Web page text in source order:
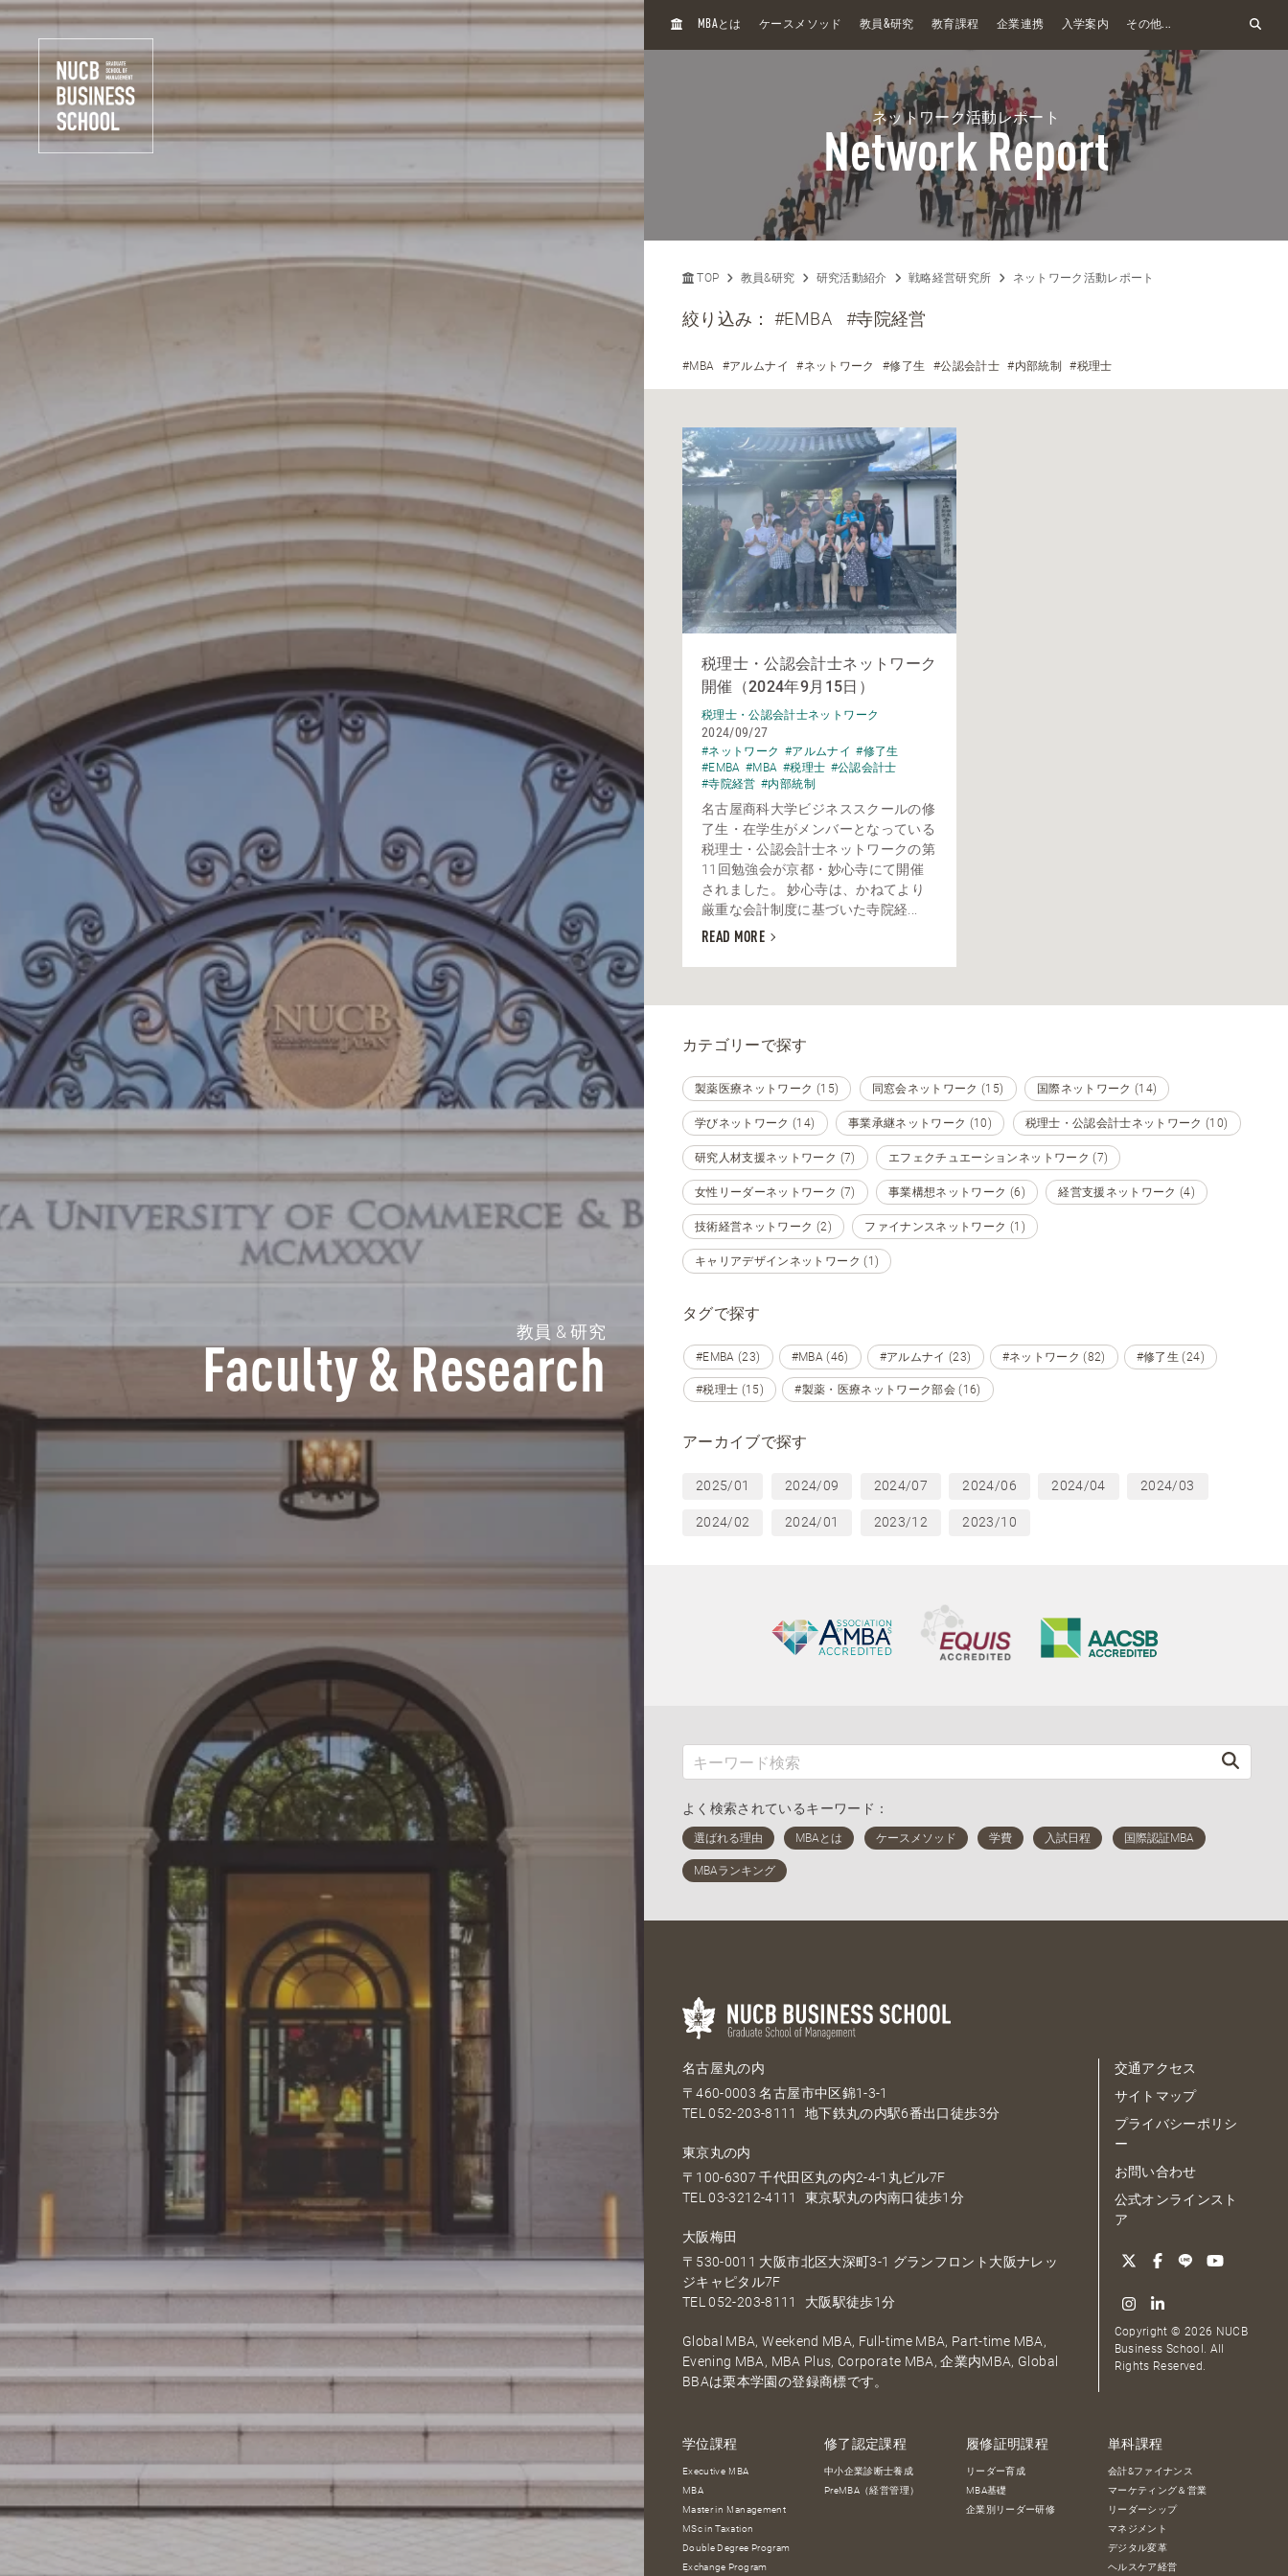
教員 & 研究
Faculty & Research
H
MBAとは ケースメソッド 教員&研究 教育課程 企業連携 入学案内 その他...
ネットワーク活動レポート
Network Report
TOP 教員&研究 研究活動紹介 戦略経営研究所 ネットワーク活動レポート
絞り込み：#EMBA #寺院経営
#MBA #アルムナイ #ネットワーク #修了生 #公認会計士 #内部統制 #税理士
税理士・公認会計士ネットワーク
開催（2024年9月15日）
税理士・公認会計士ネットワーク
2024/09/27
#ネットワーク #アルムナイ #修了生
#EMBA #MBA #税理士 #公認会計士
#寺院経営 #内部統制
名古屋商科大学ビジネススクールの修
了生・在学生がメンバーとなっている
税理士・公認会計士ネットワークの第
11回勉強会が京都・妙心寺にて開催
されました。 妙心寺は、かねてより
厳重な会計制度に基づいた寺院経...
READ MORE
カテゴリーで探す
製薬医療ネットワーク (15) 同窓会ネットワーク (15) 国際ネットワーク (14)
学びネットワーク (14) 事業承継ネットワーク (10) 税理士・公認会計士ネットワーク (10)
研究人材支援ネットワーク (7) エフェクチュエーションネットワーク (7)
女性リーダーネットワーク (7) 事業構想ネットワーク (6) 経営支援ネットワーク (4)
技術経営ネットワーク (2) ファイナンスネットワーク (1)
キャリアデザインネットワーク (1)
タグで探す
#EMBA (23) #MBA (46) #アルムナイ (23) #ネットワーク (82) #修了生 (24)
#税理士 (15) #製薬・医療ネットワーク部会 (16)
アーカイブで探す
2025/01 2024/09 2024/07 2024/06 2024/04 2024/03
2024/02 2024/01 2023/12 2023/10
よく検索されているキーワード：
名古屋丸の内
〒460-0003 名古屋市中区錦1-3-1
TEL052-203-8111 地下鉄丸の内駅6番出口徒歩3分
東京丸の内
〒100-6307 千代田区丸の内2-4-1丸ビル7F
TEL03-3212-4111 東京駅丸の内南口徒歩1分
大阪梅田
〒530-0011 大阪市北区大深町3-1 グランフロント大阪ナレッ
ジキャピタル7F
TEL052-203-8111 大阪駅徒歩1分
Global MBA, Weekend MBA, Full-time MBA, Part-time MBA,
Evening MBA, MBA Plus, Corporate MBA, 企業内MBA, Global
BBAは栗本学園の登録商標です。
交通アクセス
サイトマップ
プライバシーポリシ
ー
お問い合わせ
公式オンラインスト
ア
Copyright © 2026 NUCB
Business School. All
Rights Reserved.
学位課程
Executive MBA
MBA
Master in Management
MSc in Taxation
Double Degree Program
Exchange Program
修了認定課程
中小企業診断士養成
PreMBA（経営管理）
履修証明課程
リーダー育成
MBA基礎
企業別リーダー研修
単科課程
会計&ファイナンス
マーケティング＆営業
リーダーシップ
マネジメント
デジタル変革
ヘルスケア経営